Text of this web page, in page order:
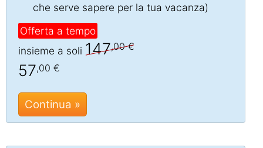
che serve sapere per la tua vacanza)
Offerta a tempo
insieme a soli 147,00 €
57,00 €
Continua »